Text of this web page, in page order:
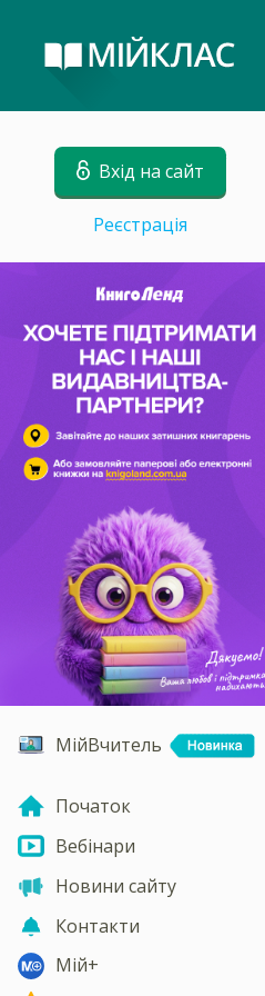
Вхід на сайт
Реєстрація
МійВчитель
Початок
Вебінари
Новини сайту
Контакти
Мій+